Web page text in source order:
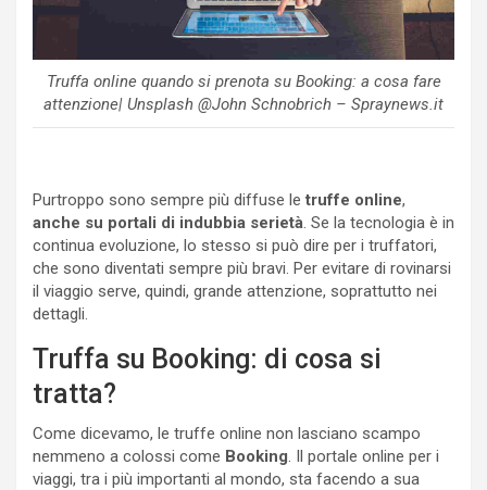
Truffa online quando si prenota su Booking: a cosa fare
attenzione| Unsplash @John Schnobrich – Spraynews.it
Purtroppo sono sempre più diffuse letruffe online,
anche su portali di indubbia serietà. Se la tecnologia è in
continua evoluzione, lo stesso si può dire per i truffatori,
che sono diventati sempre più bravi. Per evitare di rovinarsi
il viaggio serve, quindi, grande attenzione, soprattutto nei
dettagli.
Truffa su Booking: di cosa si
tratta?
Come dicevamo, le truffe online non lasciano scampo
nemmeno a colossi come Booking. Il portale online per i
viaggi, tra i più importanti al mondo, sta facendo a sua